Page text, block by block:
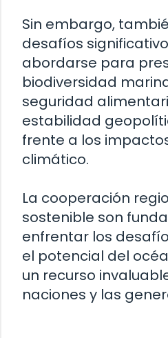
Sin embargo,
desafíos
abordarse para
biodiversidad
seguridad
estabilidad
frente a los
climático.
La cooperación
sostenible son
enfrentar los
el potencial del
un recurso
naciones y las